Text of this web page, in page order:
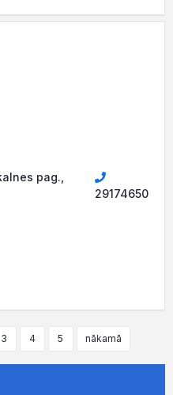
pag.,
29174650
3 4 5 nākamā